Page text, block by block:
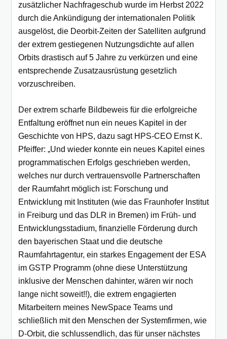
zusätzlicher Nachfrageschub wurde im Herbst 2022
durch die Ankündigung der internationalen Politik
ausgelöst, die Deorbit-Zeiten der Satelliten aufgrund
der extrem gestiegenen Nutzungsdichte auf allen
Orbits drastisch auf 5 Jahre zu verkürzen und eine
entsprechende Zusatzausrüstung gesetzlich
vorzuschreiben.
Der extrem scharfe Bildbeweis für die erfolgreiche
Entfaltung eröffnet nun ein neues Kapitel in der
Geschichte von HPS, dazu sagt HPS-CEO Ernst K.
Pfeiffer: „Und wieder konnte ein neues Kapitel eines
programmatischen Erfolgs geschrieben werden,
welches nur durch vertrauensvolle Partnerschaften
der Raumfahrt möglich ist: Forschung und
Entwicklung mit Instituten (wie das Fraunhofer Institut
in Freiburg und das DLR in Bremen) im Früh- und
Entwicklungsstadium, finanzielle Förderung durch
den bayerischen Staat und die deutsche
Raumfahrtagentur, ein starkes Engagement der ESA
im GSTP Programm (ohne diese Unterstützung
inklusive der Menschen dahinter, wären wir noch
lange nicht soweit!!), die extrem engagierten
Mitarbeitern meines NewSpace Teams und
schließlich mit den Menschen der Systemfirmen, wie
D-Orbit, die schlussendlich, das für unser nächstes